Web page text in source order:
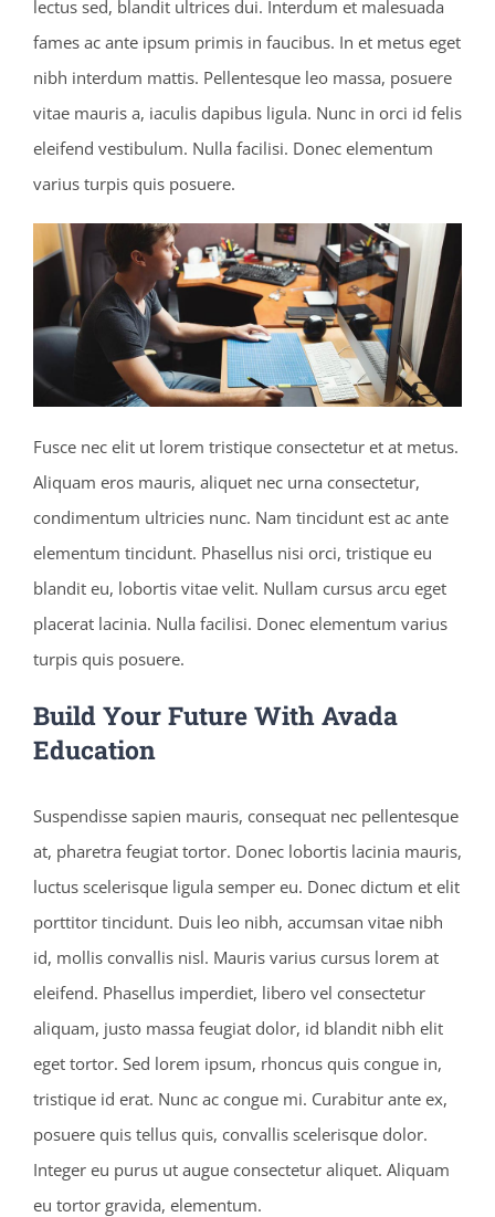
lectus sed, blandit ultrices dui. Interdum et malesuada
fames ac ante ipsum primis in faucibus. In et metus eget
nibh interdum mattis. Pellentesque leo massa, posuere
vitae mauris a, iaculis dapibus ligula. Nunc in orci id felis
eleifend vestibulum. Nulla facilisi. Donec elementum
varius turpis quis posuere.
Fusce nec elit ut lorem tristique consectetur et at metus.
Aliquam eros mauris, aliquet nec urna consectetur,
condimentum ultricies nunc. Nam tincidunt est ac ante
elementum tincidunt. Phasellus nisi orci, tristique eu
blandit eu, lobortis vitae velit. Nullam cursus arcu eget
placerat lacinia. Nulla facilisi. Donec elementum varius
turpis quis posuere.
Build Your Future With Avada
Education
Suspendisse sapien mauris, consequat nec pellentesque
at, pharetra feugiat tortor. Donec lobortis lacinia mauris,
luctus scelerisque ligula semper eu. Donec dictum et elit
porttitor tincidunt. Duis leo nibh, accumsan vitae nibh
id, mollis convallis nisl. Mauris varius cursus lorem at
eleifend. Phasellus imperdiet, libero vel consectetur
aliquam, justo massa feugiat dolor, id blandit nibh elit
eget tortor. Sed lorem ipsum, rhoncus quis congue in,
tristique id erat. Nunc ac congue mi. Curabitur ante ex,
posuere quis tellus quis, convallis scelerisque dolor.
Integer eu purus ut augue consectetur aliquet. Aliquam
eu tortor gravida, elementum.